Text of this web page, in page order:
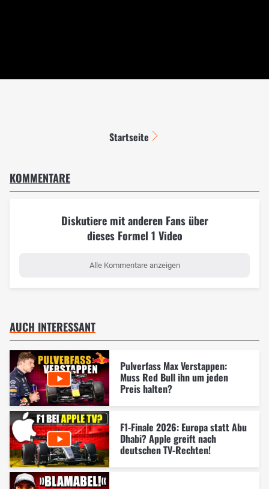
Startseite
KOMMENTARE
Diskutiere mit anderen Fans über
dieses Formel 1 Video
Alle Kommentare anzeigen
AUCH INTERESSANT
Pulverfass Max Verstappen:
Muss Red Bull ihn um jeden
Preis halten?
F1-Finale 2026: Europa statt Abu
Dhabi? Apple greift nach
deutschen TV-Rechten!